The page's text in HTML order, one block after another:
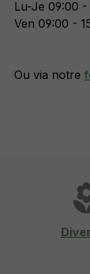
Lu-Je 09:00 -
Ven 09:00 -
Ou via notre